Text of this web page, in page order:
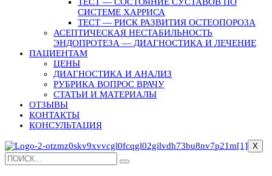
СИСТЕМЕ ХАРРИСА
ТЕСТ — РИСК РАЗВИТИЯ ОСТЕОПОРОЗА
АСЕПТИЧЕСКАЯ НЕСТАБИЛЬНОСТЬ
ЭНДОПРОТЕЗА — ДИАГНОСТИКА И ЛЕЧЕНИЕ
ПАЦИЕНТАМ
ЦЕНЫ
ДИАГНОСТИКА И АНАЛИЗ
РУБРИКА ВОПРОС ВРАЧУ
СТАТЬИ И МАТЕРИАЛЫ
ОТЗЫВЫ
КОНТАКТЫ
КОНСУЛЬТАЦИЯ
X